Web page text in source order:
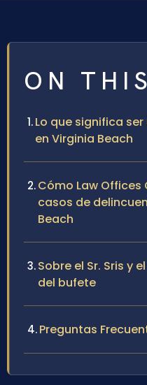
ON
Lo que significa
en Virginia Beach
Cómo Law Offices
casos de
Beach
Sobre el Sr. Sris y
del bufete
Preguntas